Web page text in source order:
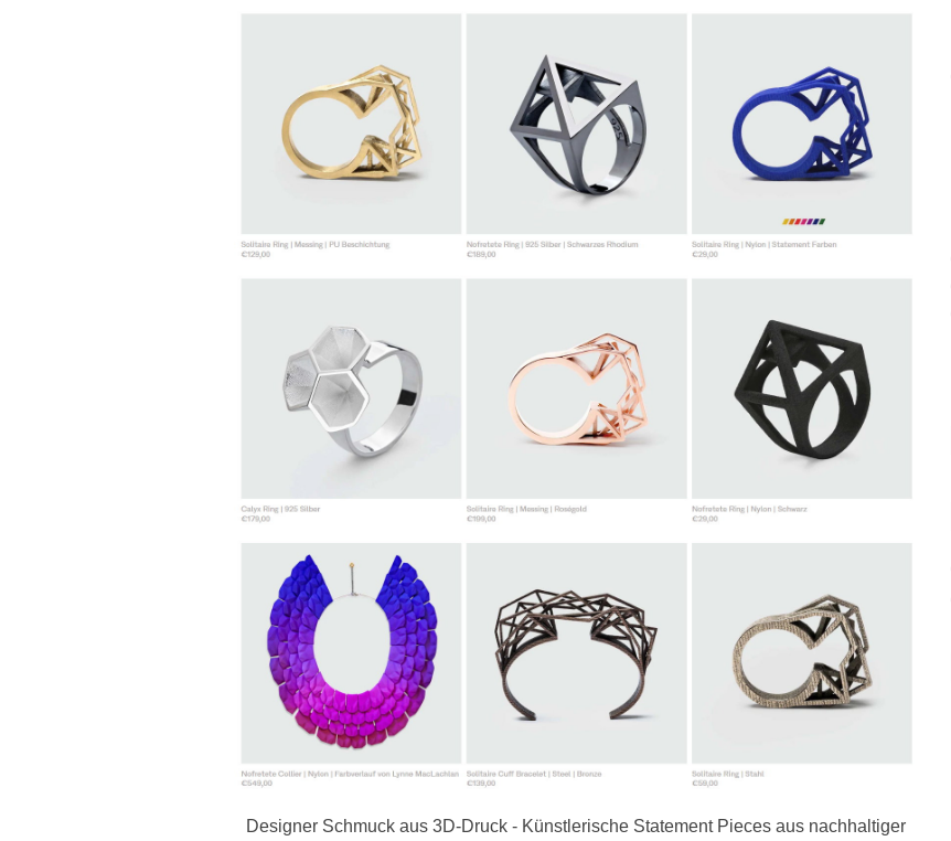
Designer Schmuck aus 3D-Druck - Künstlerische Statement Pieces aus nachhaltiger